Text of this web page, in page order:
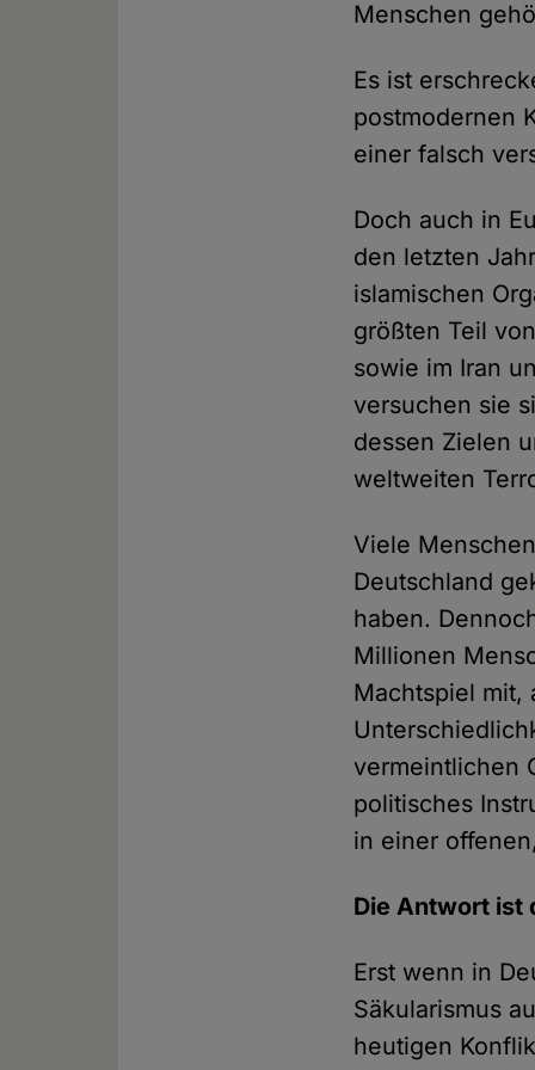
Menschen
Es ist
postmodernen
einer falsch
Doch auch in
den letzten
islamischen
größten Teil
sowie im Iran
versuchen sie
dessen Zielen
weltweiten
Viele
Deutschland
haben.
Millionen
Machtspiel mit,
vermeintlichen
politisches
in einer
Die Antwort ist
Erst wenn in
Säkularismus
heutigen